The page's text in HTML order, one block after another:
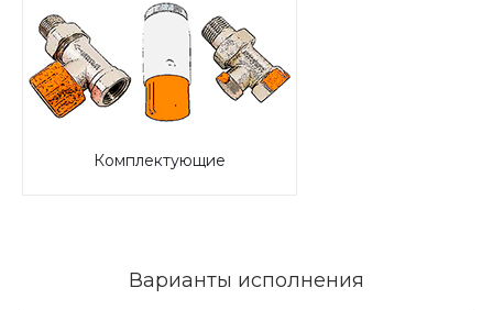
Комплектующие
Варианты исполнения